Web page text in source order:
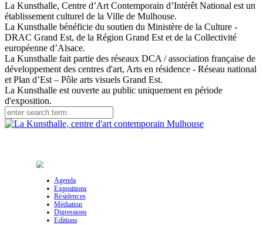
La Kunsthalle, Centre d’Art Contemporain d’Intérêt National est un
établissement culturel de la Ville de Mulhouse.
La Kunsthalle bénéficie du soutien du Ministère de la Culture -
DRAC Grand Est, de la Région Grand Est et de la Collectivité
européenne d’Alsace.
La Kunsthalle fait partie des réseaux DCA / association française de
développement des centres d'art, Arts en résidence - Réseau national
et Plan d’Est – Pôle arts visuels Grand Est.
La Kunsthalle est ouverte au public uniquement en période
d'exposition.
Agenda
Expositions
Résidences
Médiation
Digressions
Editions